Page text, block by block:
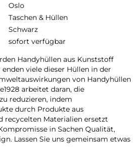
Oslo
Taschen & Hüllen
Schwarz
sofort verfügbar
Handyhüllen aus Kunststoff
viele dieser Hüllen in der
von Handyhüllen
arbeitet daran, die
reduzieren, indem
durch Produkte aus
recycelten Materialien ersetzt
in Sachen Qualität,
Lassen Sie uns gemeinsam etwas